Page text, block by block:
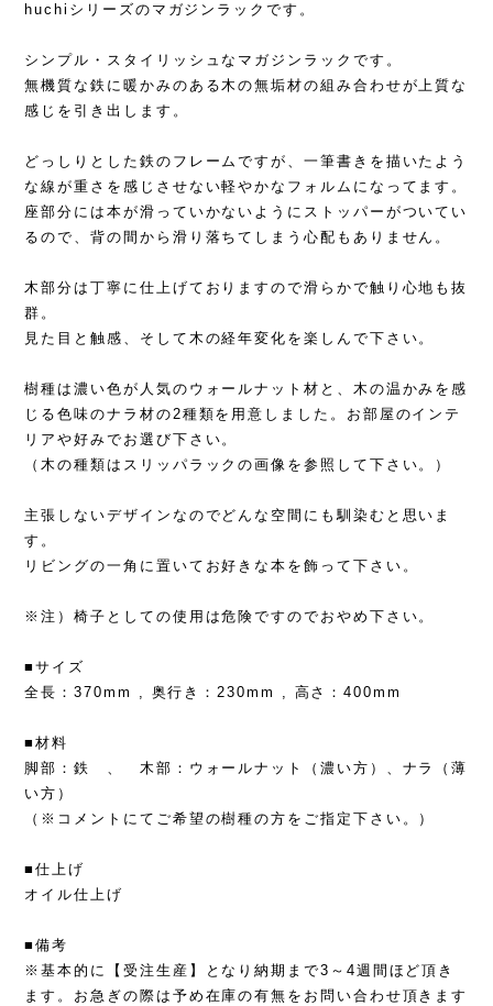
huchiシリーズのマガジンラックです。
シンプル・スタイリッシュなマガジンラックです。
無機質な鉄に暖かみのある木の無垢材の組み合わせが上質な
感じを引き出します。
どっしりとした鉄のフレームですが、一筆書きを描いたよう
な線が重さを感じさせない軽やかなフォルムになってます。
座部分には本が滑っていかないようにストッパーがついてい
るので、背の間から滑り落ちてしまう心配もありません。
木部分は丁寧に仕上げておりますので滑らかで触り心地も抜
群。
見た目と触感、そして木の経年変化を楽しんで下さい。
樹種は濃い色が人気のウォールナット材と、木の温かみを感
じる色味のナラ材の2種類を用意しました。お部屋のインテ
リアや好みでお選び下さい。
（木の種類はスリッパラックの画像を参照して下さい。）
主張しないデザインなのでどんな空間にも馴染むと思いま
す。
リビングの一角に置いてお好きな本を飾って下さい。
※注）椅子としての使用は危険ですのでおやめ下さい。
■サイズ
全長：370mm , 奥行き：230mm , 高さ：400mm
■材料
脚部：鉄 、 木部：ウォールナット（濃い方）、ナラ（薄
い方）
（※コメントにてご希望の樹種の方をご指定下さい。）
■仕上げ
オイル仕上げ
■備考
※基本的に【受注生産】となり納期まで3～4週間ほど頂き
ます。お急ぎの際は予め在庫の有無をお問い合わせ頂きます